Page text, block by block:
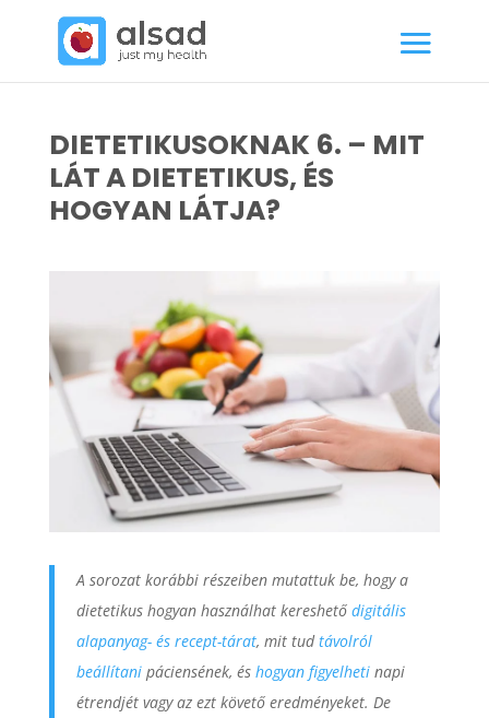
DIETETIKUSOKNAK 6. – MIT
LÁT A DIETETIKUS, ÉS
HOGYAN LÁTJA?
A sorozat korábbi részeiben mutattuk be, hogy a
dietetikus hogyan használhat kereshető digitális
alapanyag- és recept-tárat, mit tudtávolról
beállítanipáciensének, és hogyan figyelhetinapi
étrendjét vagy az ezt követő eredményeket. De